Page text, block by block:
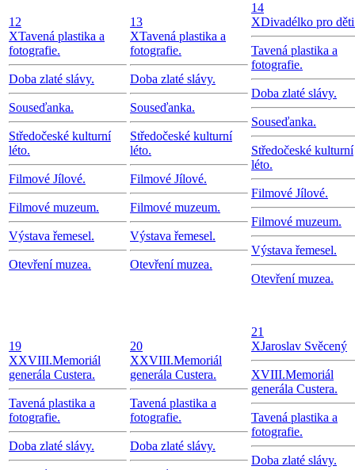
12
XTavená plastika a
fotografie.
Doba zlaté slávy.
Souseďanka.
Středočeské kulturní
léto.
Filmové Jílové.
Filmové muzeum.
Výstava řemesel.
Otevření muzea.
13
XTavená plastika a
fotografie.
Doba zlaté slávy.
Souseďanka.
Středočeské kulturní
léto.
Filmové Jílové.
Filmové muzeum.
Výstava řemesel.
Otevření muzea.
14
XDivadélko pro
Tavená plastika a
fotografie.
Doba zlaté slávy.
Souseďanka.
Středočeské kulturní
léto.
Filmové Jílové.
Filmové muzeum.
Výstava řemesel.
Otevření muzea.
19
XXVIII.Memoriál
generála Custera.
Tavená plastika a
fotografie.
Doba zlaté slávy.
20
XXVIII.Memoriál
generála Custera.
Tavená plastika a
fotografie.
Doba zlaté slávy.
21
XJaroslav Svěcený
XVIII.Memoriál
generála Custera.
Tavená plastika a
fotografie.
Doba zlaté slávy.